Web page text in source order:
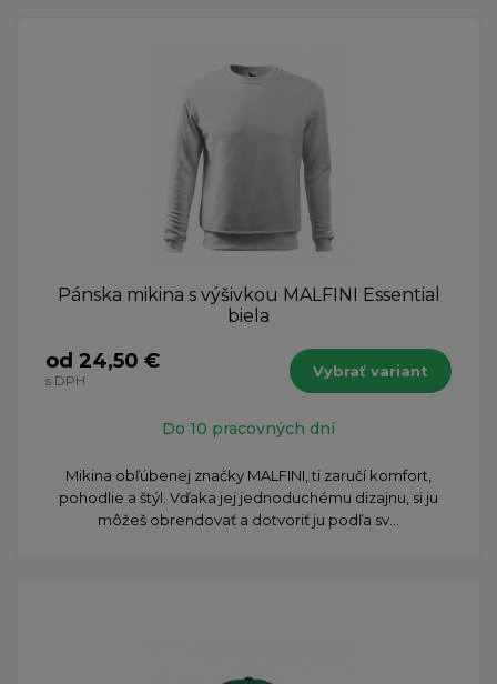
Pánska mikina s výšivkou MALFINI Essential
biela
od 24,50 €
s DPH
Vybrať variant
Do 10 pracovných dní
​Mikina obľúbenej značky MALFINI, ti zaručí komfort,
pohodlie a štýl. Vďaka jej jednoduchému dizajnu, si ju
môžeš obrendovať a dotvoriť ju podľa sv...